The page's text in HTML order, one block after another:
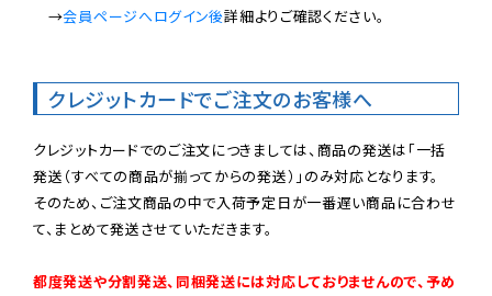
→会員ページへログイン後詳細よりご確認ください。
クレジットカードでご注文のお客様へ
クレジットカードでのご注文につきましては、商品の発送は「一括
発送（すべての商品が揃ってからの発送）」のみ対応となります。
そのため、ご注文商品の中で入荷予定日が一番遅い商品に合わせ
て、まとめて発送させていただきます。
都度発送や分割発送、同梱発送には対応しておりませんので、予め